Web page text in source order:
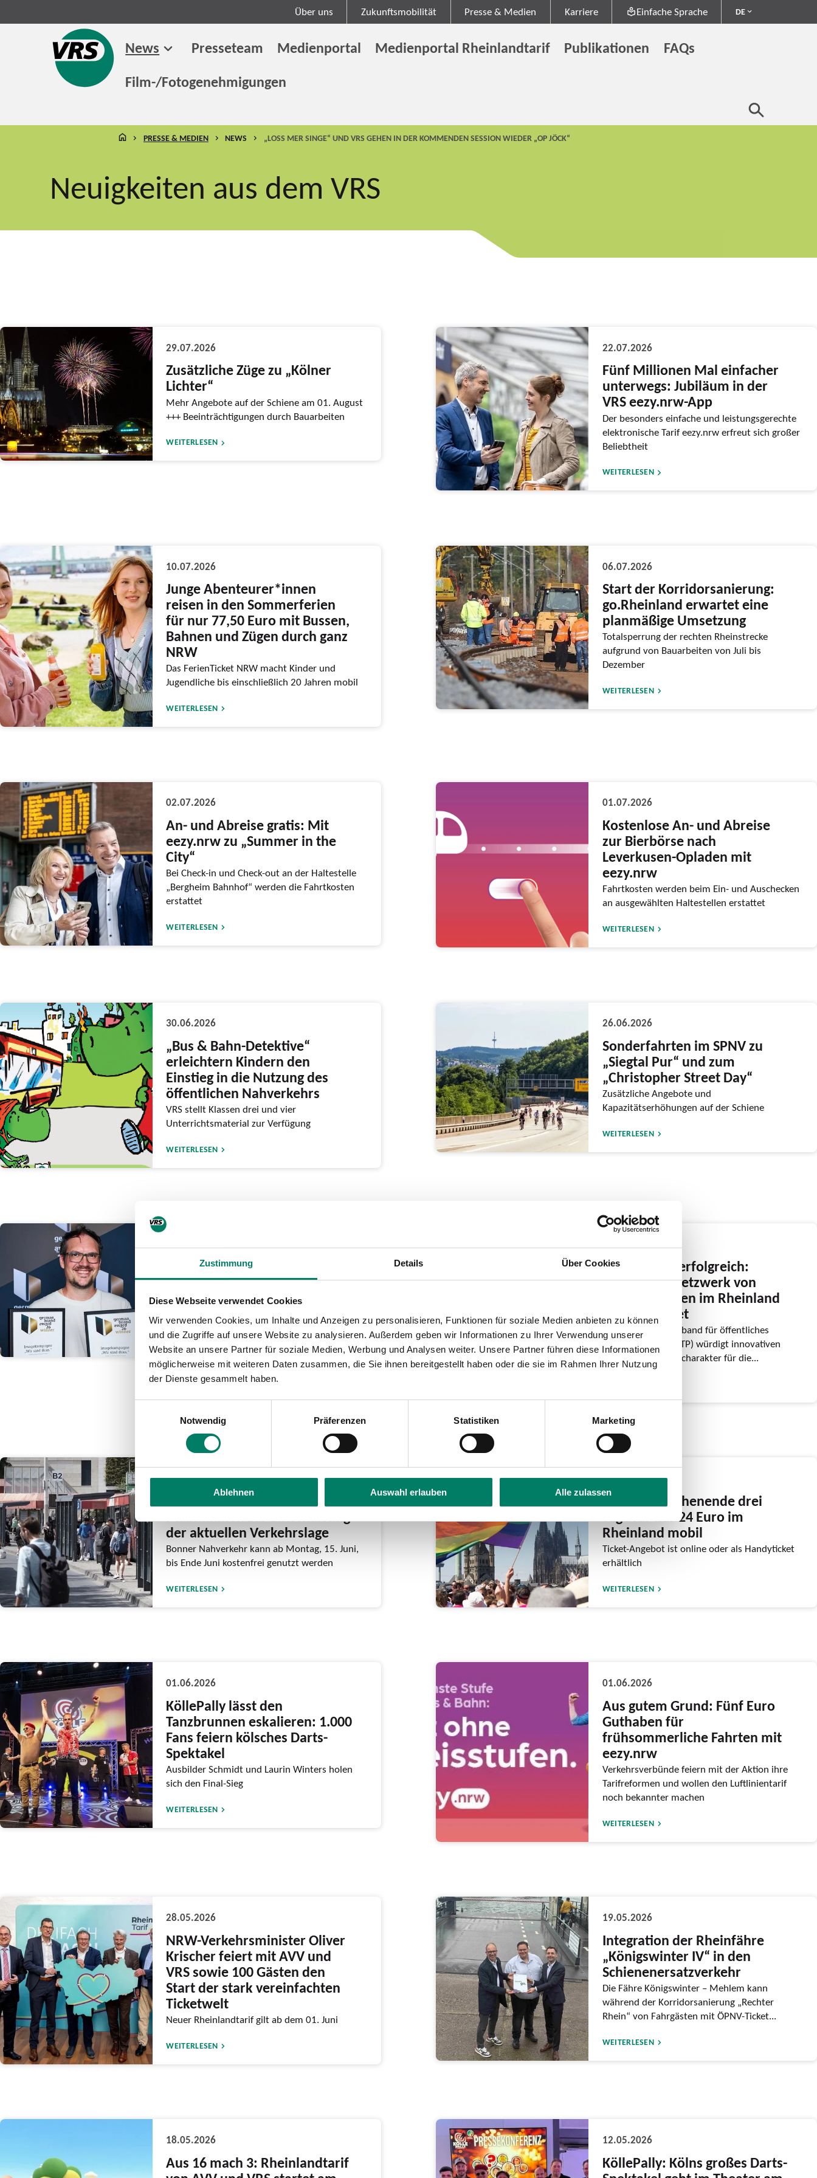
Zustimmung Details Über Cookies
Diese Webseite verwendet Cookies
Wir verwenden Cookies, um Inhalte und Anzeigen zu personalisieren, Funktionen für soziale Medien anbieten zu können
und die Zugriffe auf unsere Website zu analysieren. Außerdem geben wir Informationen zu Ihrer Verwendung unserer
Website an unsere Partner für soziale Medien, Werbung und Analysen weiter. Unsere Partner führen diese Informationen
möglicherweise mit weiteren Daten zusammen, die Sie ihnen bereitgestellt haben oder die sie im Rahmen Ihrer Nutzung
der Dienste gesammelt haben.
Notwendig
Präferenzen Statistiken Marketing
Ablehnen Auswahl erlauben Alle zulassen
Über uns Zukunftsmobilität Presse & Medien Karriere Einfache Sprache DE
News Presseteam Medienportal Medienportal Rheinlandtarif Publikationen
FAQs
Film-/Fotogenehmigungen
STARTSEITE
PRESSE & MEDIEN NEWS „LOSS MER SINGE“ UND VRS GEHEN IN DER KOMMENDEN SESSION WIEDER „OP JÖCK“
Neuigkeiten aus dem VRS
29.07.2026
Zusätzliche Züge zu „Kölner
Lichter“
Mehr Angebote auf der Schiene am 01. August
+++ Beeinträchtigungen durch Bauarbeiten
WEITERLESEN
22.07.2026
Fünf Millionen Mal einfacher
unterwegs: Jubiläum in der
VRS eezy.nrw-App
Der besonders einfache und leistungsgerechte
elektronische Tarif eezy.nrw erfreut sich großer
Beliebtheit
WEITERLESEN
10.07.2026
Junge Abenteurer*innen
reisen in den Sommerferien
für nur 77,50 Euro mit Bussen,
Bahnen und Zügen durch ganz
NRW
Das FerienTicket NRW macht Kinder und
Jugendliche bis einschließlich 20 Jahren mobil
WEITERLESEN
06.07.2026
Start der Korridorsanierung:
go.Rheinland erwartet eine
planmäßige Umsetzung
Totalsperrung der rechten Rheinstrecke
aufgrund von Bauarbeiten von Juli bis
Dezember
WEITERLESEN
02.07.2026
An- und Abreise gratis: Mit
eezy.nrw zu „Summer in the
City“
Bei Check-in und Check-out an der Haltestelle
„Bergheim Bahnhof“ werden die Fahrtkosten
erstattet
WEITERLESEN
01.07.2026
Kostenlose An- und Abreise
zur Bierbörse nach
Leverkusen-Opladen mit
eezy.nrw
Fahrtkosten werden beim Ein- und Auschecken
an ausgewählten Haltestellen erstattet
WEITERLESEN
30.06.2026
„Bus & Bahn-Detektive“
erleichtern Kindern den
Einstieg in die Nutzung des
öffentlichen Nahverkehrs
VRS stellt Klassen drei und vier
Unterrichtsmaterial zur Verfügung
WEITERLESEN
26.06.2026
Sonderfahrten im SPNV zu
„Siegtal Pur“ und zum
„Christopher Street Day“
Zusätzliche Angebote und
Kapazitätserhöhungen auf der Schiene
WEITERLESEN
go.Rheinland gewinnt beim
German Brand Award
Auszeichnung für mutige Imagekampagne “Wir
WEITERLESEN
Gemeinsam erfolgreich:
Regionales Netzwerk von
Mobilstationen im Rheinland
ausgezeichnet
Internationaler Verband für öffentliches
Verkehrswesen (UITP) würdigt innovativen
Beitrag mit Modellcharakter für die...
12.06.2026
Bonner Stadtrat beschließt
Maßnahmen zur Entschärfung
der aktuellen Verkehrslage
Bonner Nahverkehr kann ab Montag, 15. Juni,
bis Ende Juni kostenfrei genutzt werden
WEITERLESEN
03.06.2026
Am CSD-Wochenende drei
Tage für nur 24 Euro im
Rheinland mobil
Ticket-Angebot ist online oder als Handyticket
erhältlich
WEITERLESEN
01.06.2026
KöllePally lässt den
Tanzbrunnen eskalieren: 1.000
Fans feiern kölsches Darts-
Spektakel
Ausbilder Schmidt und Laurin Winters holen
sich den Final-Sieg
WEITERLESEN
01.06.2026
Aus gutem Grund: Fünf Euro
Guthaben für
frühsommerliche Fahrten mit
eezy.nrw
Verkehrsverbünde feiern mit der Aktion ihre
Tarifreformen und wollen den Luftlinientarif
noch bekannter machen
WEITERLESEN
28.05.2026
NRW-Verkehrsminister Oliver
Krischer feiert mit AVV und
VRS sowie 100 Gästen den
Start der stark vereinfachten
Ticketwelt
Neuer Rheinlandtarif gilt ab dem 01. Juni
WEITERLESEN
19.05.2026
Integration der Rheinfähre
„Königswinter IV“ in den
Schienenersatzverkehr
Die Fähre Königswinter – Mehlem kann
während der Korridorsanierung „Rechter
Rhein“ von Fahrgästen mit ÖPNV-Ticket...
WEITERLESEN
18.05.2026
Aus 16 mach 3: Rheinlandtarif
12.05.2026
KöllePally: Kölns großes Darts-